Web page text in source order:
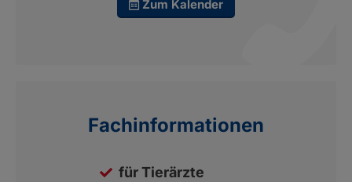
Zum Kalender
Fachinformationen
für Tierärzte